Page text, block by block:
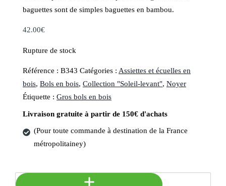
baguettes sont de simples baguettes en bambou.
42.00€
Rupture de stock
Référence :B343 Catégories :Assiettes et écuelles en
bois,Bols en bois,Collection "Soleil-levant",Noyer
Étiquette :Gros bols en bois
Livraison gratuite à partir de 150€ d'achats
(Pour toute commande à destination de la France
métropolitainey)